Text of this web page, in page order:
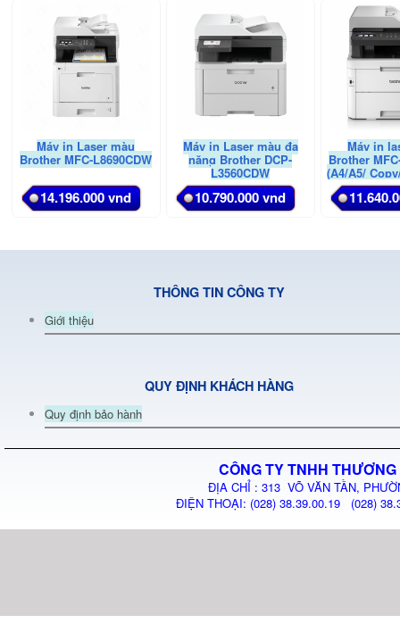
Máy in Laser màu
Brother MFC-L8690CDW
14.196.000 vnd
Máy in Laser màu đa
năng Brother DCP-
L3560CDW
10.790.000 vnd
Máy in
Brother
(A4/A5/
Đảo mặt/
LAN/
THÔNG TIN CÔNG TY
Giới thiệu
QUY ĐỊNH KHÁCH HÀNG
Quy định bảo hành
CÔNG TY TNHH
ĐỊA CHỈ : 313 VÕ VĂN TẦN,
ĐIỆN THOẠI: (028) 38.39.00.19 (028)